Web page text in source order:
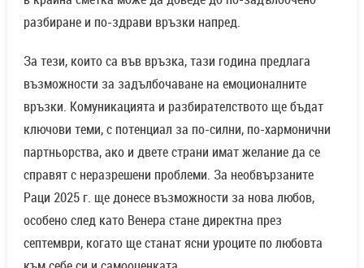
разбиране и по-здрави връзки напред.
За тези, които са във връзка, тази година предлага
възможности за задълбочаване на емоционалните
връзки. Комуникацията и разбирателството ще бъдат
ключови теми, с потенциал за по-силни, по-хармонични
партньорства, ако и двете страни имат желание да се
справят с неразрешени проблеми. За необвързаните
Раци 2025 г. ще донесе възможности за нова любов,
особено след като Венера стане директна през
септември, когато ще станат ясни уроците по любовта